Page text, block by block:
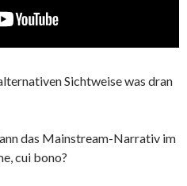
Sichtweise was dran
das Mainstream-Narrativ im
cui bono?